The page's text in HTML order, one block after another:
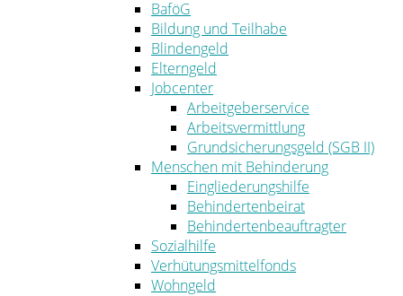
BaföG
Bildung und Teilhabe
Blindengeld
Elterngeld
Jobcenter
Arbeitgeberservice
Arbeitsvermittlung
Grundsicherungsgeld (SGB II)
Menschen mit Behinderung
Eingliederungshilfe
Behindertenbeirat
Behindertenbeauftragter
Sozialhilfe
Verhütungsmittelfonds
Wohngeld